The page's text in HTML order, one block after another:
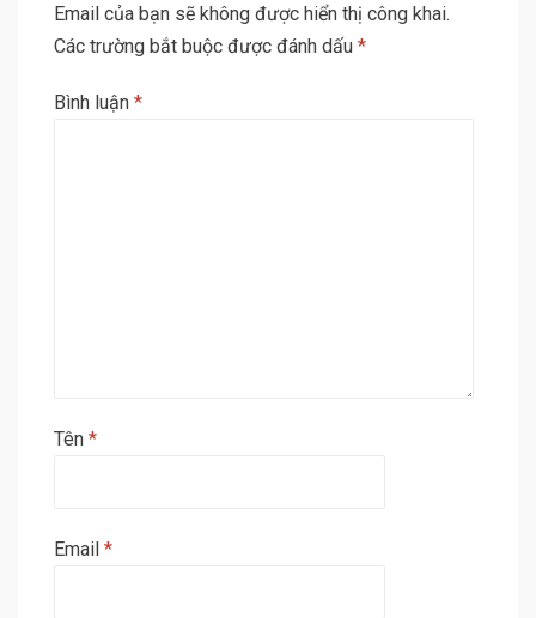
Email của bạn sẽ không được hiển thị công khai.
Các trường bắt buộc được đánh dấu *
Bình luận *
Tên *
Email *